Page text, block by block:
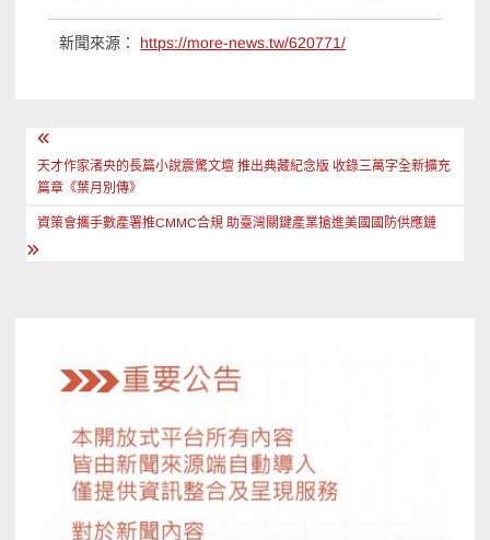
新聞來源： https://more-news.tw/620771/
文
章
導
覽
天才作家渚央的長篇小說震驚文壇 推出典藏紀念版 收錄三萬字全新擴充
篇章《葉月別傳》
資策會攜手數產署推CMMC合規 助臺灣關鍵產業搶進美國國防供應鏈